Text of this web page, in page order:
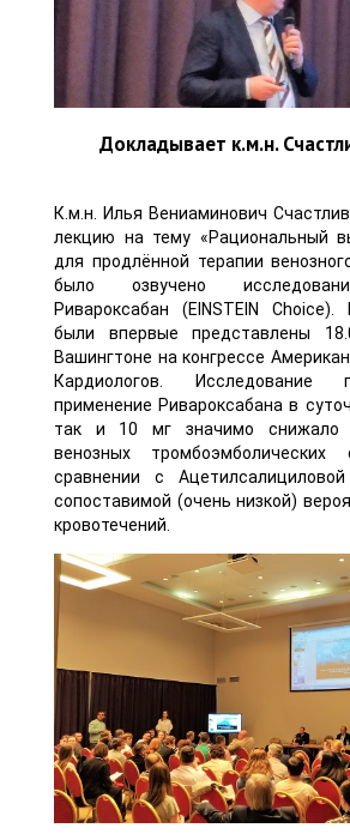
Докладывает к.м.н.
К.м.н. Илья Вениаминович
лекцию на тему «Рациональный
для продлённой терапии
было озвучено
Ривароксабан (EINSTEIN Choice).
были впервые представлены
Вашингтоне на конгрессе
Кардиологов. Исследование
применение Ривароксабана в
так и 10 мг значимо снижало
венозных
сравнении с
сопоставимой (очень низкой)
кровотечений.